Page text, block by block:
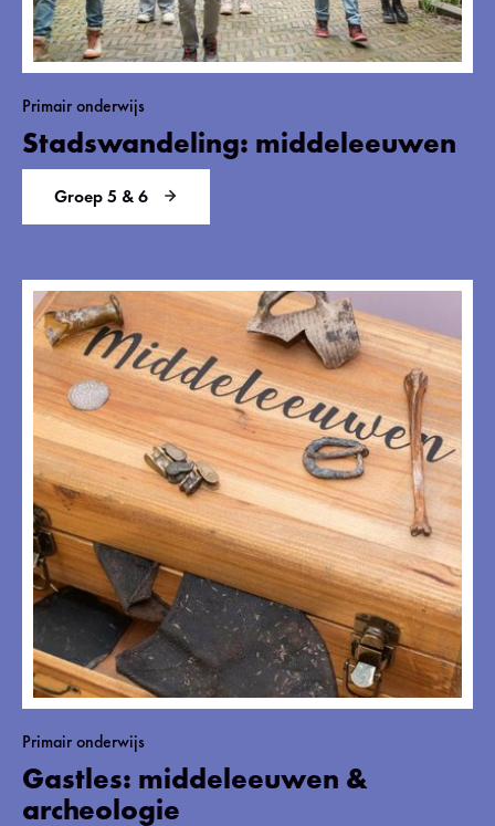
Stadswandeling: middeleeuwen
Primair onderwijs
Groep 5 & 6
Gastles: middeleeuwen &
archeologie
Primair onderwijs